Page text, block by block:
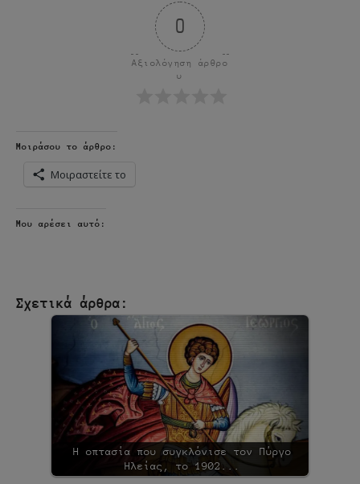
0
Αξιολόγηση άρθρο
υ
Μοιράσου το άρθρο:
Μοιραστείτε το
Μου αρέσει αυτό:
Σχετικά άρθρα:
Η οπτασία που συγκλόνισε τον Πύργο
Ηλείας, το 1902...